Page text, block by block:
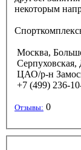
некоторым
Москва,
ЦАО/р-н
+7 (499) 236-
Отзывы: 0